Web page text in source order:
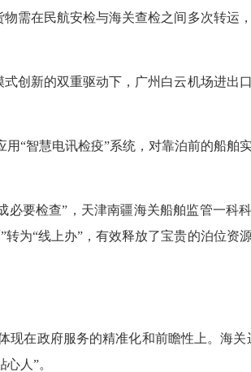
需在民航安检与海关查检之间多次转运
创新的双重驱动下，广州白云机场进出
“智慧电讯检疫”系统，对靠泊前的船舶
要检查”，天津南疆海关船舶监管一科
为“线上办”，有效释放了宝贵的泊位资
在政府服务的精准化和前瞻性上。海关
人”。